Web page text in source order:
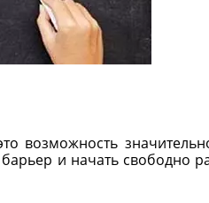
возможность
и начать свободно